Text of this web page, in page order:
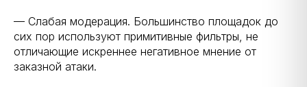
— Слабая модерация. Большинство площадок до
сих пор используют примитивные фильтры, не
отличающие искреннее негативное мнение от
заказной атаки.